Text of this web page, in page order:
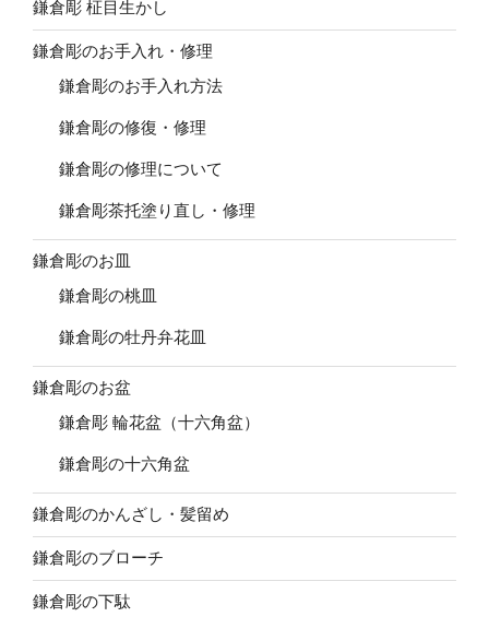
鎌倉彫 柾目生かし
鎌倉彫のお手入れ・修理
鎌倉彫のお手入れ方法
鎌倉彫の修復・修理
鎌倉彫の修理について
鎌倉彫茶托塗り直し・修理
鎌倉彫のお皿
鎌倉彫の桃皿
鎌倉彫の牡丹弁花皿
鎌倉彫のお盆
鎌倉彫 輪花盆（十六角盆）
鎌倉彫の十六角盆
鎌倉彫のかんざし・髪留め
鎌倉彫のブローチ
鎌倉彫の下駄